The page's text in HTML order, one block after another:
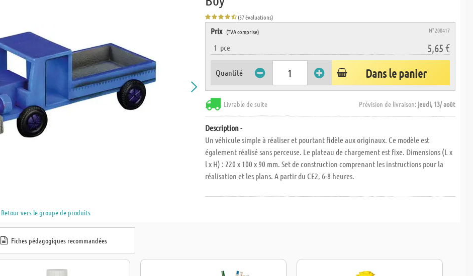
(57 évaluations)
Prix (TVA comprise) N° 200417
1 pce 5,65 €
Quantité Dans le panier
Livrable de suite Prévision de livraison: jeudi, 13/ août
Description -
Un véhicule simple à réaliser et pourtant fidèle aux originaux. Ce modèle est
également réalisé sans perceuse. Le plateau de chargement est fixe. Dimensions (L x
l x H) : 220 x 100 x 90 mm. Set de construction comprenant les instructions pour la
réalisation et les plans. A partir du CE2, 6-8 heures.
Retour vers le groupe de produits
Fiches pédagogiques recommandées